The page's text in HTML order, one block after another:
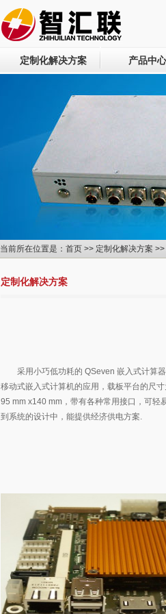
定制化解决方案 产品中心
当前所在位置是： 首页 >> 定制化解决方案 >>
定制化解决方案
采用小巧低功耗的 QSeven 嵌入式计算
移动式嵌入式计算机的应用，载板平台的尺寸
95 mm x140 mm，带有各种常用接口，可轻
到系统的设计中，能提供经济供电方案.